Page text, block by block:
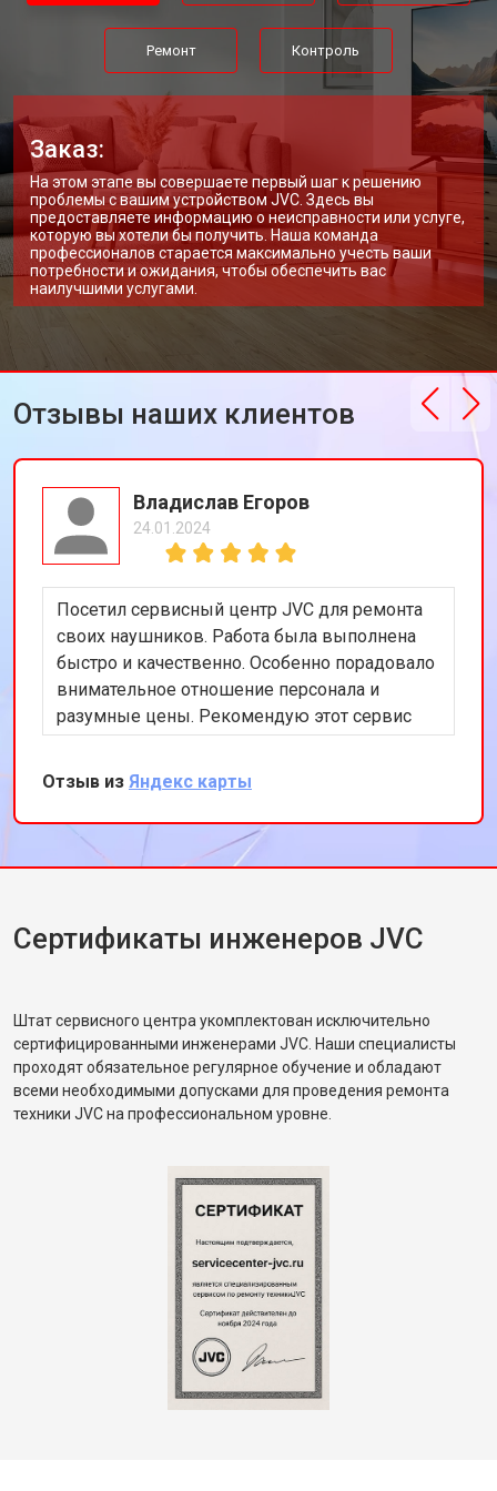
Ремонт Контроль
Заказ:
На этом этапе вы совершаете первый шаг к решению
проблемы с вашим устройством JVC. Здесь вы
предоставляете информацию о неисправности или услуге,
которую вы хотели бы получить. Наша команда
профессионалов старается максимально учесть ваши
потребности и ожидания, чтобы обеспечить вас
наилучшими услугами.
Отзывы наших клиентов
Владислав Егоров
24.01.2024
Посетил сервисный центр JVC для ремонта
своих наушников. Работа была выполнена
быстро и качественно. Особенно порадовало
внимательное отношение персонала и
разумные цены. Рекомендую этот сервис
всем, кто ищет надежный ремонт
аудиотехники.
Отзыв из Яндекс карты
Сертификаты инженеров JVC
Штат сервисного центра укомплектован исключительно
сертифицированными инженерами JVC. Наши специалисты
проходят обязательное регулярное обучение и обладают
всеми необходимыми допусками для проведения ремонта
техники JVC на профессиональном уровне.